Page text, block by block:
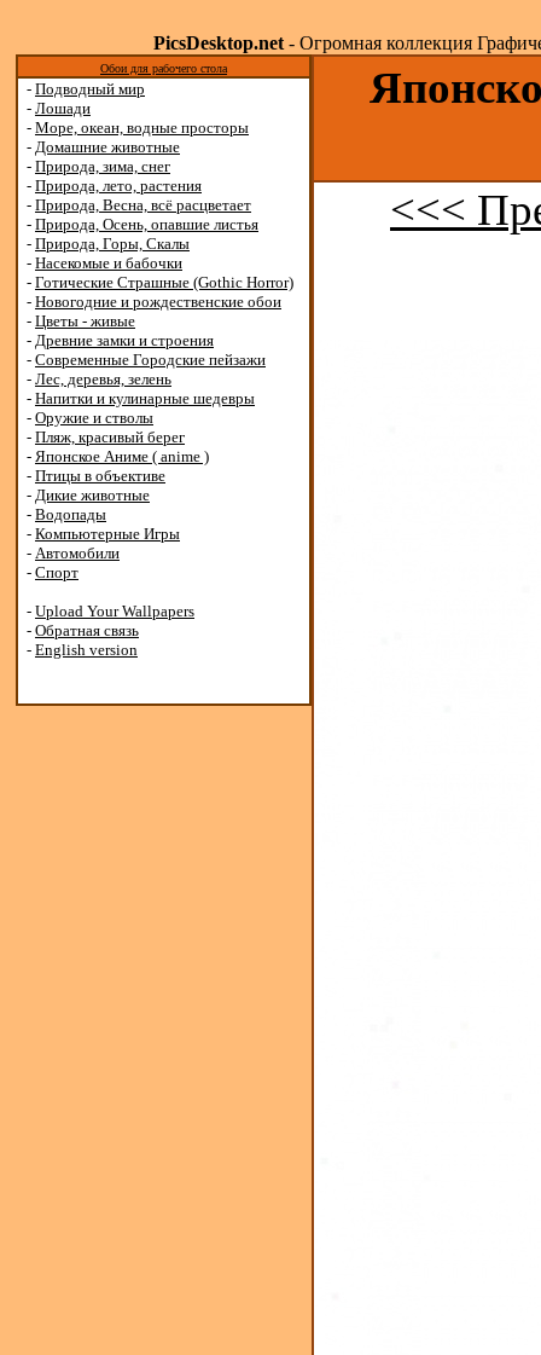
PicsDesktop.net- Огромная коллекция
Обои для рабочего стола
- Подводный мир
- Лошади
- Море, океан, водные просторы
- Домашние животные
- Природа, зима, снег
- Природа, лето, растения
- Природа, Весна, всё расцветает
- Природа, Осень, опавшие листья
- Природа, Горы, Скалы
- Насекомые и бабочки
- Готические Страшные (Gothic Horror)
- Новогодние и рождественские обои
- Цветы - живые
- Древние замки и строения
- Современные Городские пейзажи
- Лес, деревья, зелень
- Напитки и кулинарные шедевры
- Оружие и стволы
- Пляж, красивый берег
- Японское Аниме ( anime )
- Птицы в объективе
- Дикие животные
- Водопады
- Компьютерные Игры
- Автомобили
- Спорт
- Upload Your Wallpapers
- Обратная связь
- English version
<<<